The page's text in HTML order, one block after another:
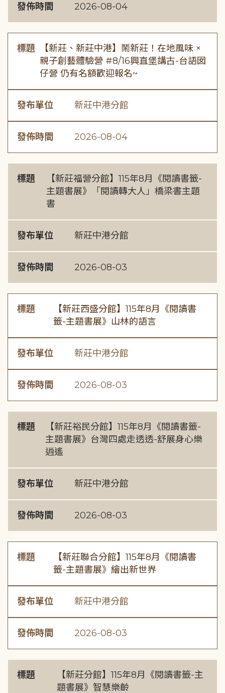
發佈時間 2026-08-04
標題
【新莊、新莊中港】鬧新莊！在地風味 ×
親子創藝體驗營 #8/16興直堡講古-台語囡
仔營 仍有名額歡迎報名~
發布單位 新莊中港分館
發佈時間 2026-08-04
標題
【新莊福營分館】115年8月《閱讀書籤-
主題書展》「閱讀轉大人」橋梁書主題
書
發布單位 新莊中港分館
發佈時間 2026-08-03
標題
【新莊西盛分館】115年8月《閱讀書
籤-主題書展》山林的語言
發布單位 新莊中港分館
發佈時間 2026-08-03
標題
【新莊裕民分館】115年8月《閱讀書籤-
主題書展》台灣四處走透透-舒展身心樂
逍遙
發布單位 新莊中港分館
發佈時間 2026-08-03
標題
【新莊聯合分館】115年8月《閱讀書
籤-主題書展》繪出新世界
發布單位 新莊中港分館
發佈時間 2026-08-03
標題
【新莊分館】115年8月《閱讀書籤-主
題書展》智慧樂齡